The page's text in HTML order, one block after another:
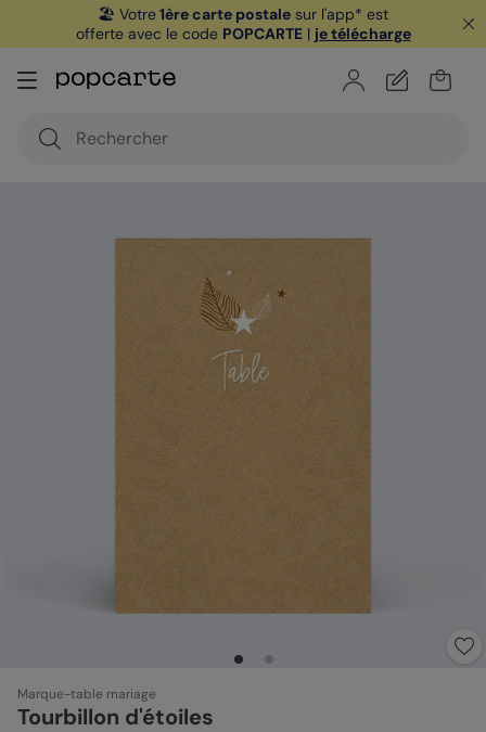
🏖️ Votre1ère carte postale sur l'app* est
offerte avec le code POPCARTE| je télécharge
Marque-table mariage
Tourbillon d'étoiles